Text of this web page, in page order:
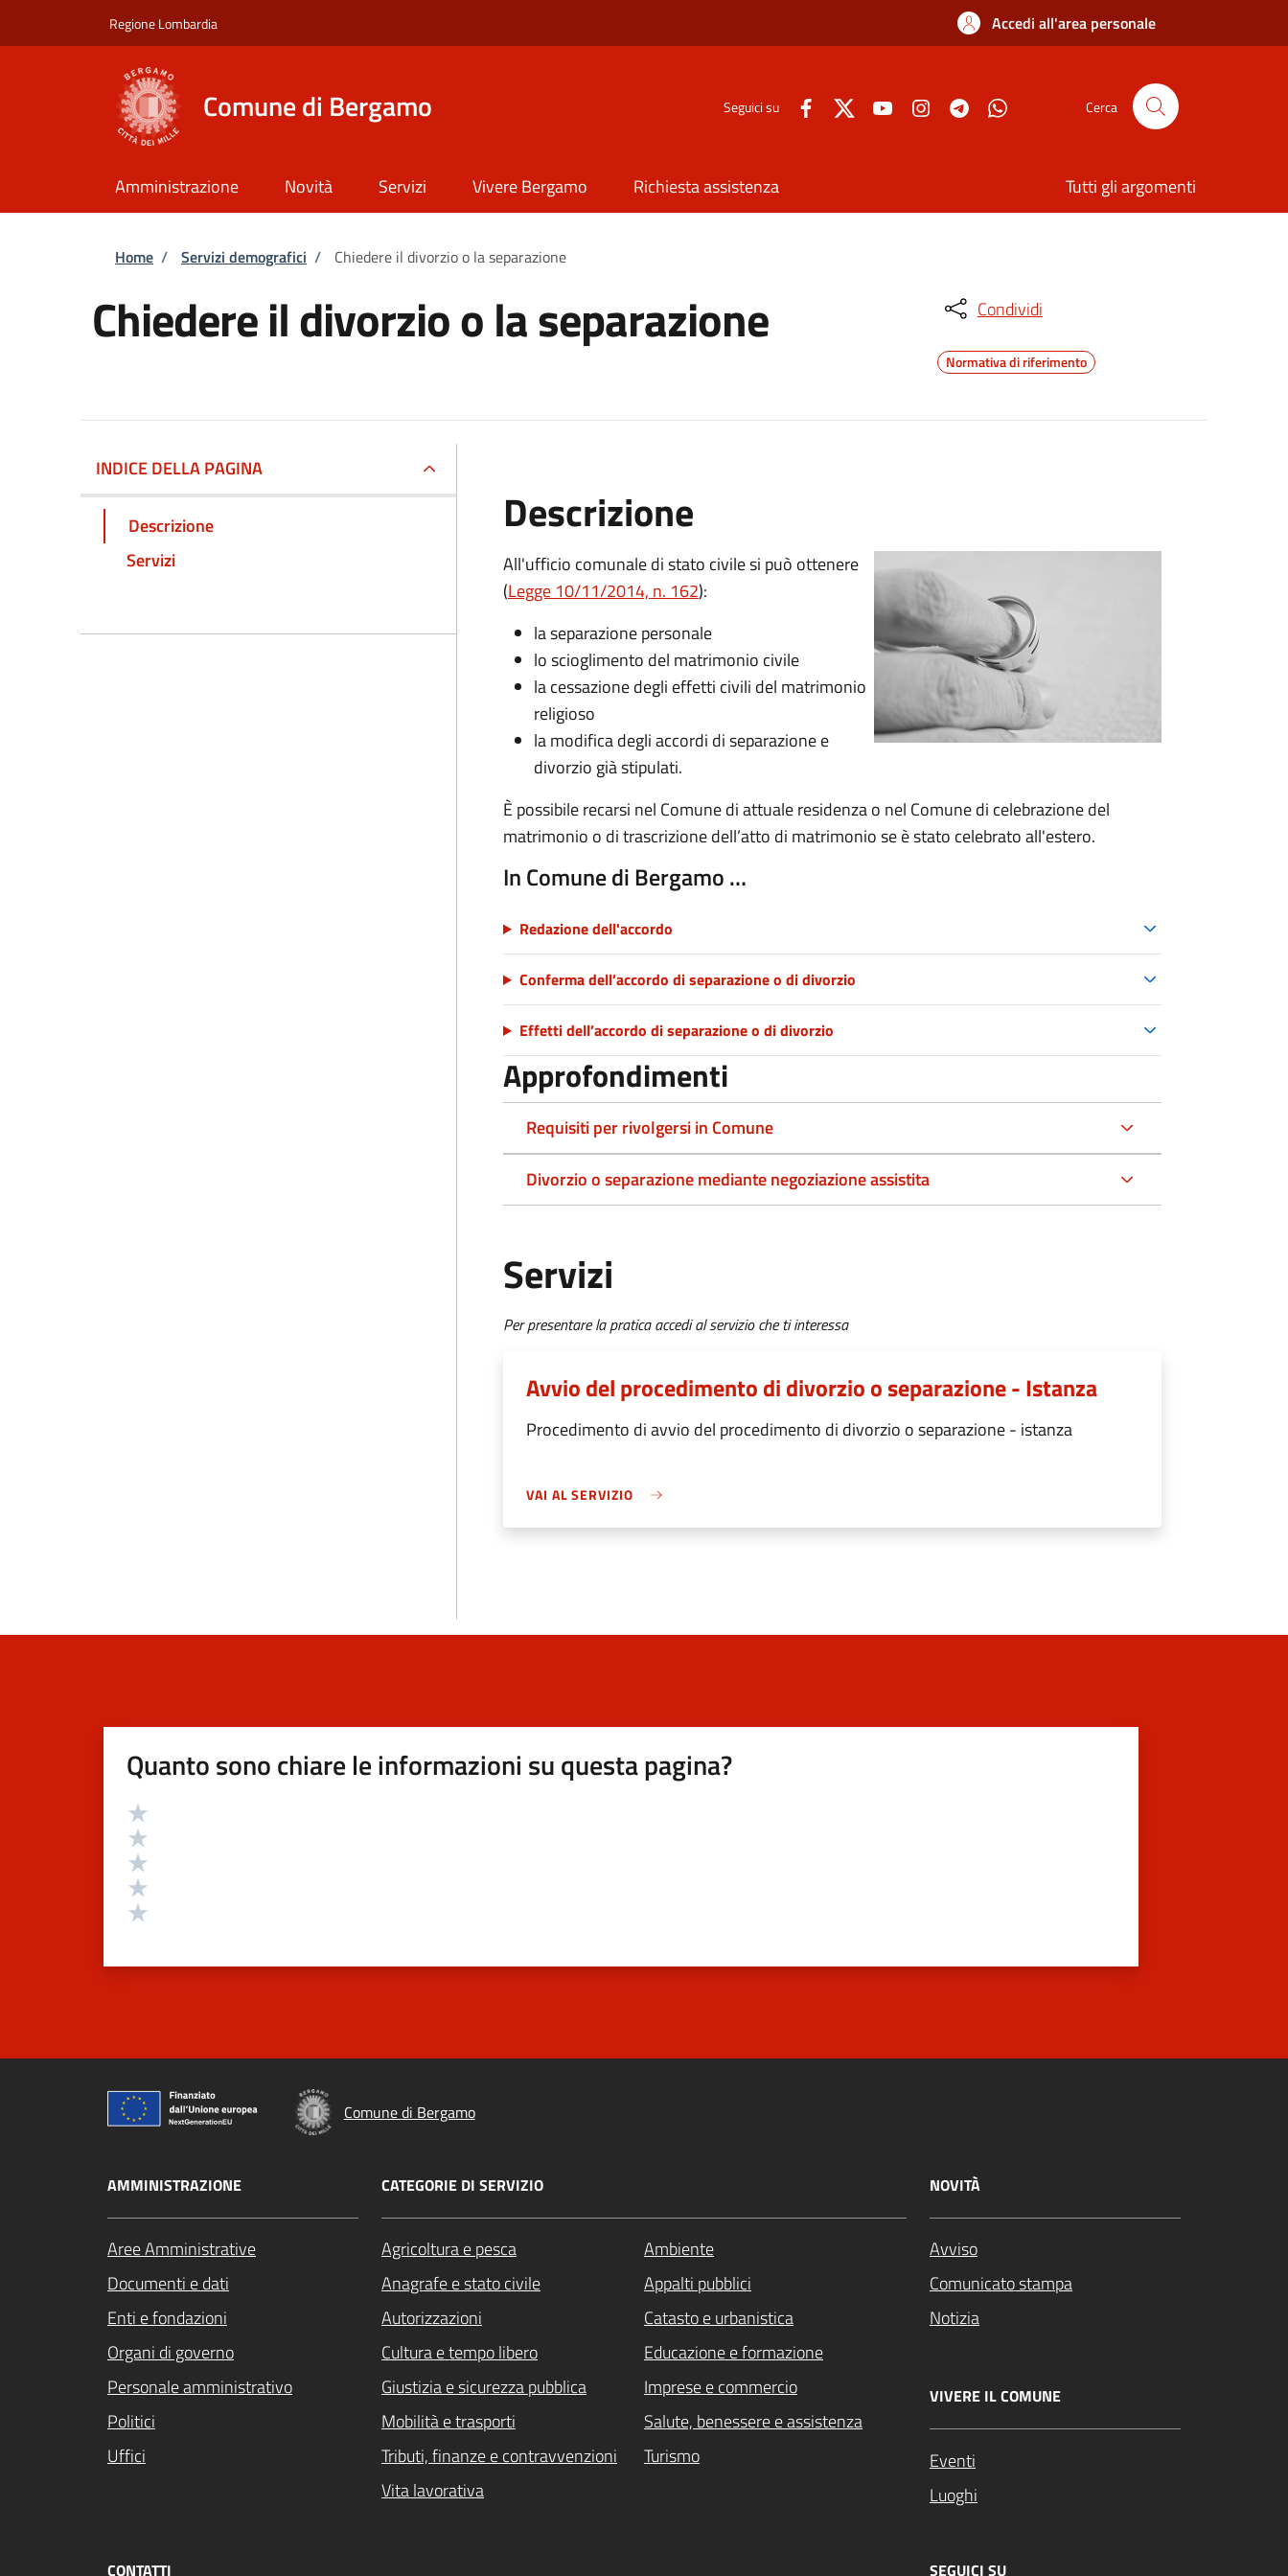
Regione Lombardia Accedi all'area personale
Comune di Bergamo Seguici su Cerca
Amministrazione Novità Servizi Vivere Bergamo Richiesta assistenza Tutti gli argomenti
Briciole di pane
Home / Servizi demografici / Chiedere il divorzio o la separazione
Chiedere il divorzio o la separazione Condividi
Normativa di riferimento
INDICE DELLA PAGINA
Descrizione
Servizi
Descrizione
All'ufficio comunale di stato civile si può ottenere
(Legge 10/11/2014, n. 162):
la separazione personale
lo scioglimento del matrimonio civile
la cessazione degli effetti civili del matrimonio
religioso
la modifica degli accordi di separazione e
divorzio già stipulati.
È possibile recarsi nel Comune di attuale residenza o nel Comune di celebrazione del
matrimonio o di trascrizione dell’atto di matrimonio se è stato celebrato all'estero.
In Comune di Bergamo …
Redazione dell'accordo
Conferma dell’accordo di separazione o di divorzio
Effetti dell’accordo di separazione o di divorzio
Approfondimenti
Requisiti per rivolgersi in Comune
Divorzio o separazione mediante negoziazione assistita
Servizi
Per presentare la pratica accedi al servizio che ti interessa
Avvio del procedimento di divorzio o separazione - Istanza
Procedimento di avvio del procedimento di divorzio o separazione - istanza
VAI AL SERVIZIO
Quanto sono chiare le informazioni su questa pagina?
Valutazione
Comune di Bergamo
AMMINISTRAZIONE
Aree Amministrative
Documenti e dati
Enti e fondazioni
Organi di governo
Personale amministrativo
Politici
Uffici
CATEGORIE DI SERVIZIO
Agricoltura e pesca
Ambiente
Anagrafe e stato civile
Appalti pubblici
Autorizzazioni
Catasto e urbanistica
Cultura e tempo libero
Educazione e formazione
Giustizia e sicurezza pubblica
Imprese e commercio
Mobilità e trasporti
Salute, benessere e assistenza
Tributi, finanze e contravvenzioni
Turismo
Vita lavorativa
NOVITÀ
Avviso
Comunicato stampa
Notizia
VIVERE IL COMUNE
Eventi
Luoghi
CONTATTI SEGUICI SU